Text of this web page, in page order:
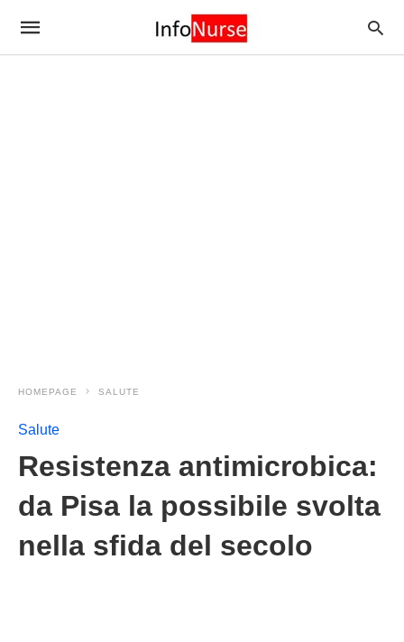
HOMEPAGE SALUTE
Salute
Resistenza antimicrobica:
da Pisa la possibile svolta
nella sfida del secolo